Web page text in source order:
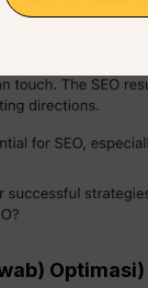
Optimasi